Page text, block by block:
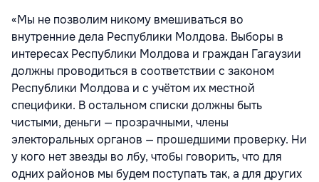
«Мы не позволим никому вмешиваться во
внутренние дела Республики Молдова. Выборы в
интересах Республики Молдова и граждан Гагаузии
должны проводиться в соответствии с законом
Республики Молдова и с учётом их местной
специфики. В остальном списки должны быть
чистыми, деньги — прозрачными, члены
электоральных органов — прошедшими проверку. Ни
у кого нет звезды во лбу, чтобы говорить, что для
одних районов мы будем поступать так, а для других